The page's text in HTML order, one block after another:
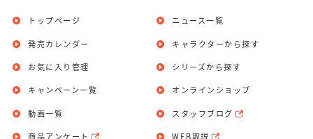
トップページ
発売カレンダー
お気に入り管理
ニュース一覧
キャラクターから探す
シリーズから探す
キャンペーン一覧
動画一覧
商品アンケート
オンラインショップ
スタッフブログ
WEB取説